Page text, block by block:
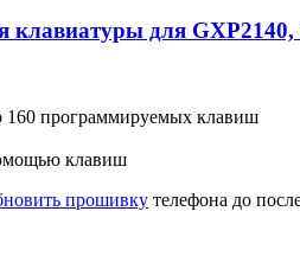
для GXP2140,
160 программируемых клавиш
клавиш
прошивку телефона до